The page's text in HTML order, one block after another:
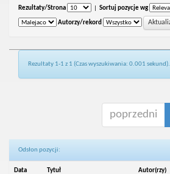
Rezultaty/Strona Sortuj pozycje wg
Autorzy/rekord
Rezultaty 1-1 z 1 (Czas wyszukiwania: 0.001 sekund).
poprzedni
Odsłon pozycji:
Data
Tytuł Autor(rzy)